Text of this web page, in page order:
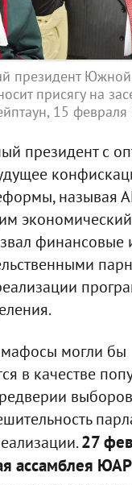
президент
присягу на
15
президент с
называя
экономический
финансовые
могли бы
в качестве
27
ассамблея